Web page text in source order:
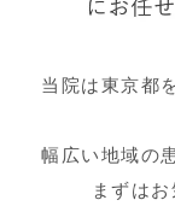
当院は東京都
幅広い地域の
まずは